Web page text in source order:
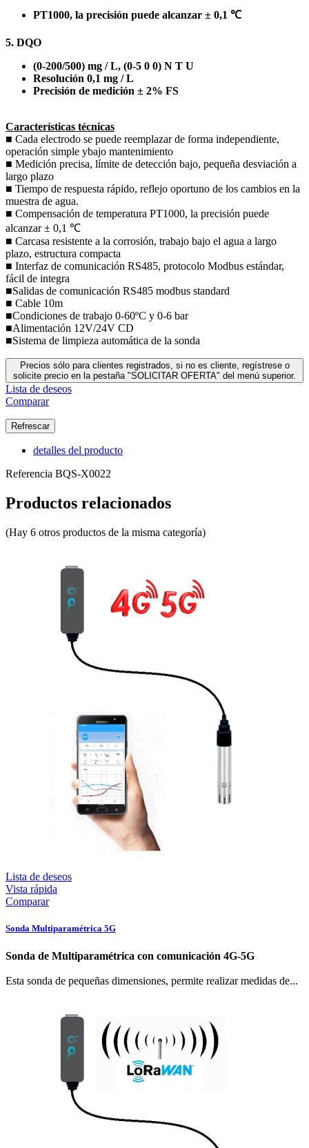
PT1000, la precisión puede alcanzar ± 0,1 ℃
5. DQO
(0-200/500) mg / L, (0-5 0 0) N T U
Resolución 0,1 mg / L
Precisión de medición ± 2% FS
Características técnicas
■ Cada electrodo se puede reemplazar de forma independiente,
operación simple ybajo mantenimiento
■ Medición precisa, límite de detección bajo, pequeña desviación a
largo plazo
■ Tiempo de respuesta rápido, reflejo oportuno de los cambios en la
muestra de agua.
■ Compensación de temperatura PT1000, la precisión puede
alcanzar ± 0,1 ℃
■ Carcasa resistente a la corrosión, trabajo bajo el agua a largo
plazo, estructura compacta
■ Interfaz de comunicación RS485, protocolo Modbus estándar,
fácil de integra
■Salidas de comunicación RS485 modbus standard
■ Cable 10m
■Condiciones de trabajo 0-60ºC y 0-6 bar
■Alimentación 12V/24V CD
■Sistema de limpieza automática de la sonda
Precios sólo para clientes registrados, si no es cliente, regístrese o
solicite precio en la pestaña "SOLICITAR OFERTA" del menú superior.
Lista de deseos
Comparar
detalles del producto
Referencia BQS-X0022
Productos relacionados
(Hay 6 otros productos de la misma categoría)
Lista de deseos
Vista rápida
Comparar
Sonda Multiparamétrica 5G
Sonda de Multiparamétrica con comunicación 4G-5G
Esta sonda de pequeñas dimensiones, permite realizar medidas de...